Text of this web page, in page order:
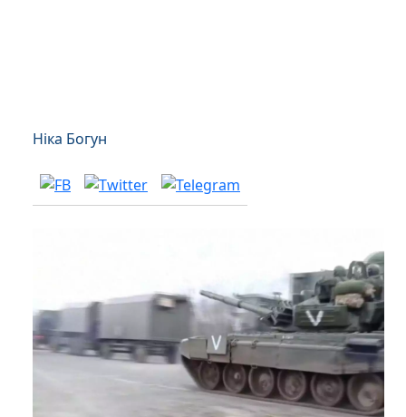
Ніка Богун